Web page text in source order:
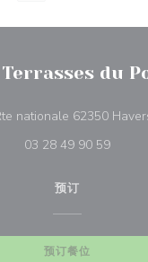
Terrasses du
nationale 62350
03 28 49 90 59
预订
预订餐位